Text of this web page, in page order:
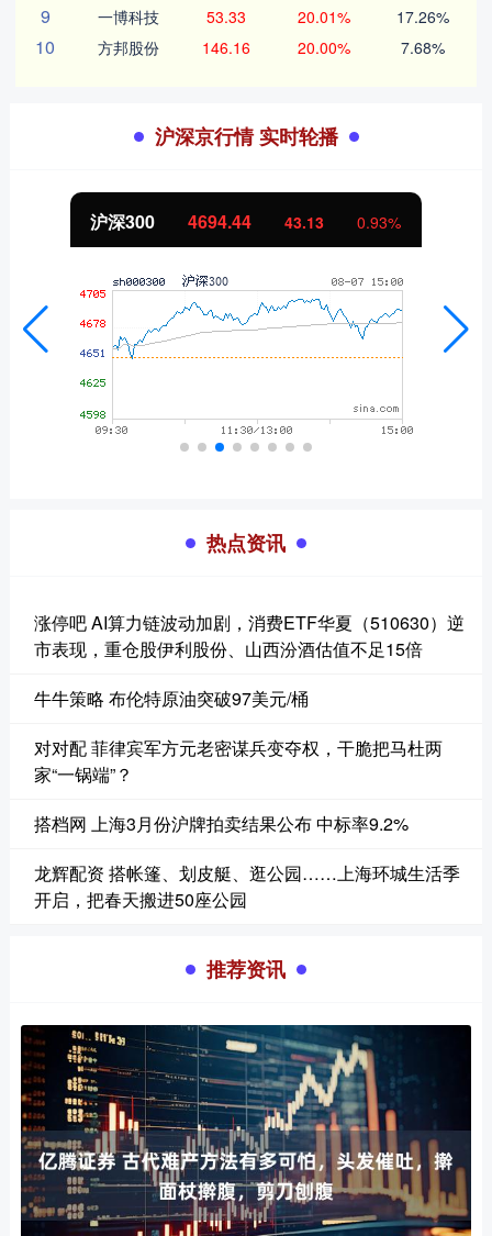
9 一博科技 53.33 20.01% 17.26%
10 方邦股份 146.16 20.00% 7.68%
沪深京行情 实时轮播
北证50 1134.24 11.37 1.01%
热点资讯
涨停吧 AI算力链波动加剧，消费ETF华夏（510630）逆
市表现，重仓股伊利股份、山西汾酒估值不足15倍
牛牛策略 布伦特原油突破97美元/桶
对对配 菲律宾军方元老密谋兵变夺权，干脆把马杜两
家“一锅端”？
搭档网 上海3月份沪牌拍卖结果公布 中标率9.2%
龙辉配资 搭帐篷、划皮艇、逛公园……上海环城生活季
开启，把春天搬进50座公园
推荐资讯